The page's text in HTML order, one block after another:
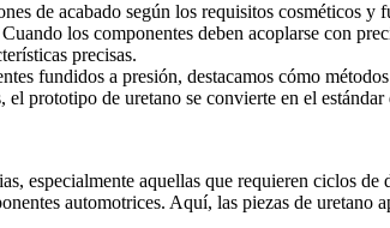
de acabado según los requisitos cosméticos
los componentes deben acoplarse con
precisas.
fundidos a presión, destacamos cómo
prototipo de uretano se convierte en el
especialmente aquellas que requieren ciclos
automotrices. Aquí, las piezas de uretano